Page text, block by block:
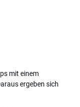
mit einem
ergeben sich